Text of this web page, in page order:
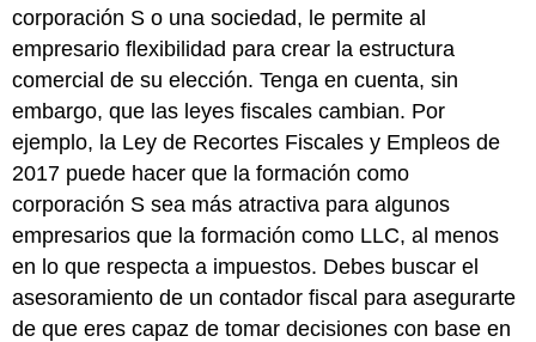
corporación S o una sociedad, le permite al
empresario flexibilidad para crear la estructura
comercial de su elección. Tenga en cuenta, sin
embargo, que las leyes fiscales cambian. Por
ejemplo, la Ley de Recortes Fiscales y Empleos de
2017 puede hacer que la formación como
corporación S sea más atractiva para algunos
empresarios que la formación como LLC, al menos
en lo que respecta a impuestos. Debes buscar el
asesoramiento de un contador fiscal para asegurarte
de que eres capaz de tomar decisiones con base en